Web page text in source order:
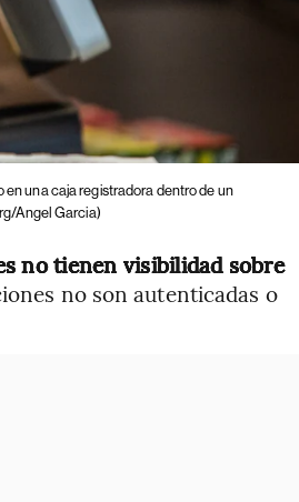
una caja registradora dentro de un
Angel Garcia)
no tienen visibilidad sobre
no son autenticadas o